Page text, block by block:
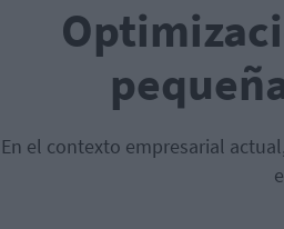
En el contexto empresarial